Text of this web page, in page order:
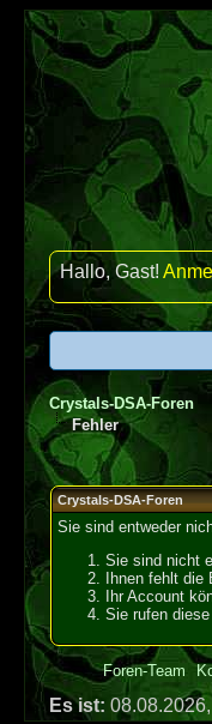
Hallo, Gast!
Crystals-DSA-Foren
Fehler
Crystals-DSA-Foren
Sie sind entweder
Sie sind nicht
Ihnen fehlt
Ihr Account
Sie rufen
Foren-Team
Es ist: